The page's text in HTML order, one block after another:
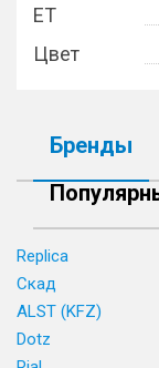
ET
Цвет
Бренды
Replica
Скад
ALST (KFZ)
Dotz